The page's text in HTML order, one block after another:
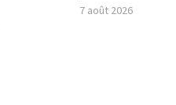
7 août 2026